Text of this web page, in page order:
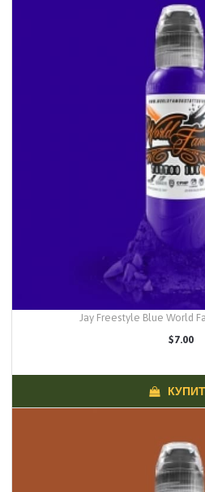
Jay Freestyle Blue World
$7.00